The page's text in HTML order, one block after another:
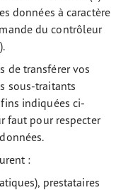
données à caractère
du contrôleur
de transférer vos
sous-traitants
indiquées ci-
faut pour respecter
:
prestataires